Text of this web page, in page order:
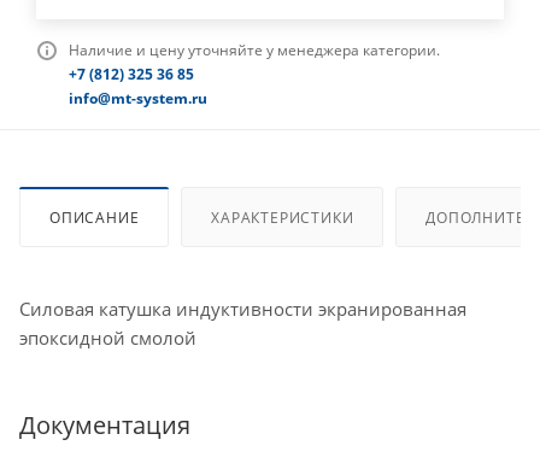
Наличие и цену уточняйте у менеджера категории.
+7 (812) 325 36 85
info@mt-system.ru
ОПИСАНИЕ ХАРАКТЕРИСТИКИ
Силовая катушка индуктивности экранированная
эпоксидной смолой
Документация